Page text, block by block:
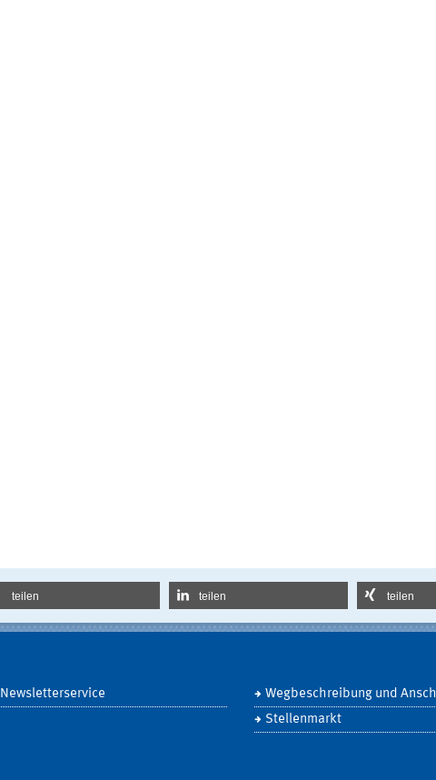
teilen teilen teilen
Newsletterservice
Wegbeschreibung und
Stellenmarkt